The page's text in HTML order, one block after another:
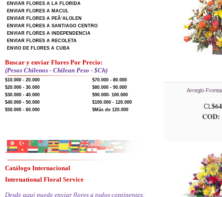
ENVIAR FLORES A LA FLORIDA
ENVIAR FLORES A MACUL
ENVIAR FLORES A PEÃ‘ALOLEN
ENVIAR FLORES A SANTIAGO CENTRO
ENVIAR FLORES A INDEPENDENCIA
ENVIAR FLORES A RECOLETA
ENVIO DE FLORES A CUBA
Buscar y enviar Flores Por Precio:
(Pesos Chilenos - Chilean Peso - $Ch)
$10.000 - 20.000
$70.000 - 80.000
$20.000 - 30.000
$80.000 - 90.000
$30.000 - 40.000
$90.000- 100.000
$40.000 - 50.000
$100.000 - 120.000
$50.000 - 60.000
$Más de 120.000
.
Catálogo Internacional
International Floral Service
Desde aquí puede enviar flores a todos continentes:
Arreglo
CL
COD: